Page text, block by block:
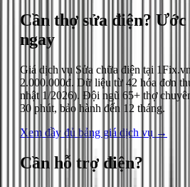
Cần thợ sửa điện?
ngay
Giá dịch vụ Sửa chữa điện tại
2.000.000đ. Dữ liệu từ 42 hóa đơn
nhật 1/2026). Đội ngũ 65+ thợ
30 phút, bảo hành đến 12 tháng.
Xem đầy đủ bảng giá dịch vụ →
Cần hỗ trợ điện?